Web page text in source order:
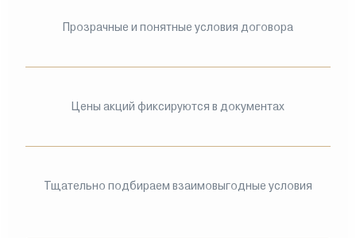
Прозрачные и понятные условия договора
Цены акций фиксируются в документах
Тщательно подбираем взаимовыгодные условия